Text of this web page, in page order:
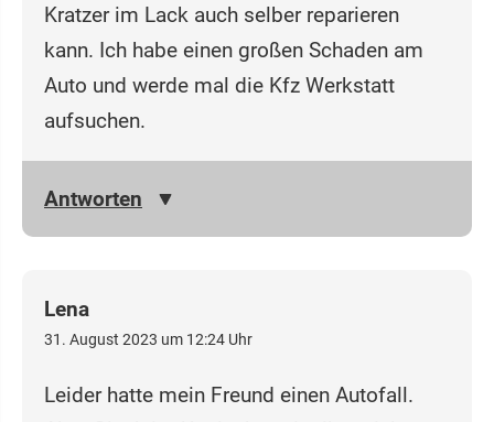
Kratzer im Lack auch selber reparieren
kann. Ich habe einen großen Schaden am
Auto und werde mal die Kfz Werkstatt
aufsuchen.
Antworten
Lena
31. August 2023 um 12:24 Uhr
Leider hatte mein Freund einen Autofall.